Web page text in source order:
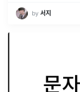
by 서지